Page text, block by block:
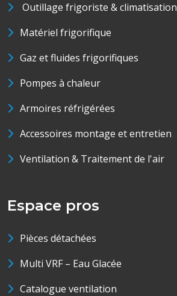
Outillage frigoriste & climatisation
Matériel frigorifique
Gaz et fluides frigorifiques
Pompes à chaleur
Armoires réfrigérées
Accessoires montage et entretien
Ventilation & Traitement de l'air
Espace pros
Pièces détachées
Multi VRF – Eau Glacée
Catalogue ventilation